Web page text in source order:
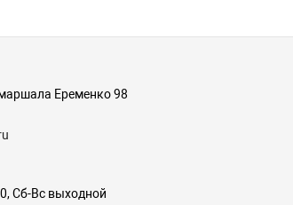
Еременко 98
Сб-Вс выходной